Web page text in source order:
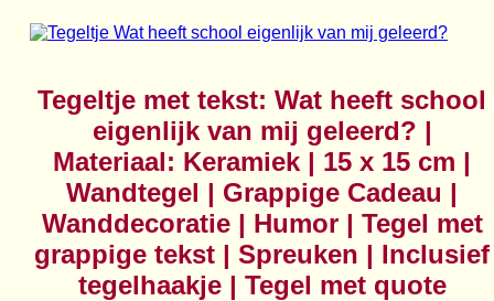
Tegeltje met tekst: Wat heeft school
eigenlijk van mij geleerd? |
Materiaal: Keramiek | 15 x 15 cm |
Wandtegel | Grappige Cadeau |
Wanddecoratie | Humor | Tegel met
grappige tekst | Spreuken | Inclusief
tegelhaakje | Tegel met quote